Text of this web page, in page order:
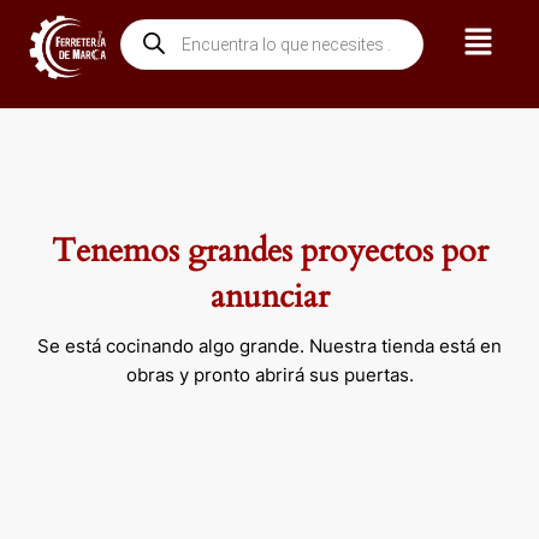
contenido
Búsqueda
de
productos
Menú
Tenemos grandes proyectos por
anunciar
Se está cocinando algo grande. Nuestra tienda está en
obras y pronto abrirá sus puertas.